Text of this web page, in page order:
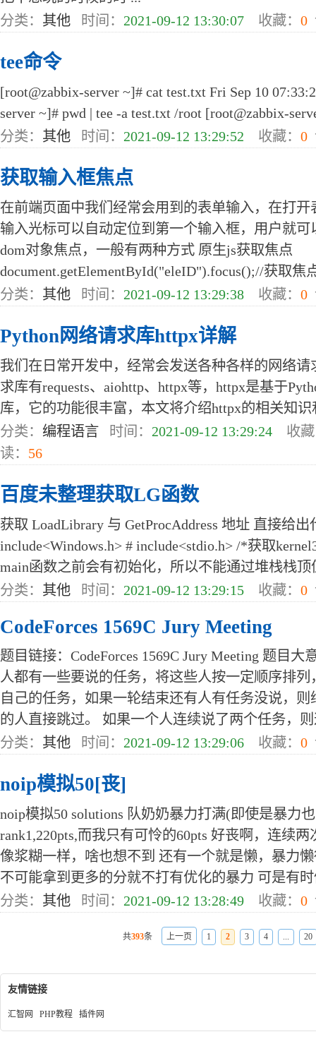
分类： 其他 时间： 2021-09-12 13:30:07 收藏： 0
tee命令
[root@zabbix-server ~]# cat test.txt Fri Sep 10
server ~]# pwd | tee -a test.txt /root [root@zabbix-
分类： 其他 时间： 2021-09-12 13:29:52 收藏： 0
获取输入框焦点
在前端页面中我们经常会用到的表单输入，在打
输入光标可以自动定位到第一个输入框，用户就
dom对象焦点，一般有两种方式 原生js获取焦点
document.getElementById("eleID").focus();//获取焦
分类： 其他 时间： 2021-09-12 13:29:38 收藏： 0
Python网络请求库httpx详解
我们在日常开发中，经常会发送各种各样的网络请
求库有requests、aiohttp、httpx等，httpx是基于
库，它的功能很丰富，本文将介绍httpx的相关知识
分类： 编程语言 时间： 2021-09-12 13:29:24 收藏
读： 56
百度未整理获取LG函数
获取 LoadLibrary 与 GetProcAddress 地址 直接给出
include<Windows.h> # include<stdio.h> /*获取
main函数之前会有初始化，所以不能通过堆栈栈顶
分类： 其他 时间： 2021-09-12 13:29:15 收藏： 0
CodeForces 1569C Jury Meeting
题目链接：CodeForces 1569C Jury Meeting 题目
人都有一些要说的任务，将这些人按一定顺序排
自己的任务，如果一轮结束还有人有任务没说，
的人直接跳过。 如果一个人连续说了两个任务，
分类： 其他 时间： 2021-09-12 13:29:06 收藏： 0
noip模拟50[丧]
noip模拟50 solutions 队奶奶暴力打满(即使是暴力
rank1,220pts,而我只有可怜的60pts 好丧啊，连续
像浆糊一样，啥也想不到 还有一个就是懒，暴力
不可能拿到更多的分就不打有优化的暴力 可是有
分类： 其他 时间： 2021-09-12 13:28:49 收藏： 0
共393条 上一页 1 2 3 4 ... 20
友情链接
汇智网 PHP教程 插件网